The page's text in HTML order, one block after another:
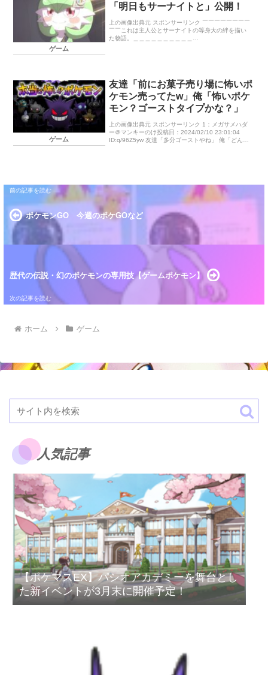
ゲーム
「明日もサーナイトと」公開！
上の画像出典元 スポンサーリンク ￣￣￣￣￣￣￣￣
￣￣これは主人公とサーナイトの等身大の絆を描い
た物語。＿＿＿＿＿＿＿＿＿＿
ゲーム
友達「前にお菓子売り場に怖いポ
ケモン売ってたw」俺「怖いポケ
モン？ゴーストタイプかな？」
上の画像出典元 スポンサーリンク 1：メガサメハダ
ー＠マンキーのけ投稿日：2024/02/10 23:01:04
ID:q/96Z5yw 友達「多分ゴーストやね」 俺「どんな
ポケモンGO 今週のポケGOなど
歴代の伝説・幻のポケモンの専用技【ゲームポケモン】
ホーム ゲーム
人気記事
【ポケマスEX】パシオアカデミーを舞台とし
た新イベントが3月末に開催予定！